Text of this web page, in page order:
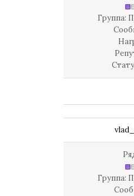
Группа:
Группа: